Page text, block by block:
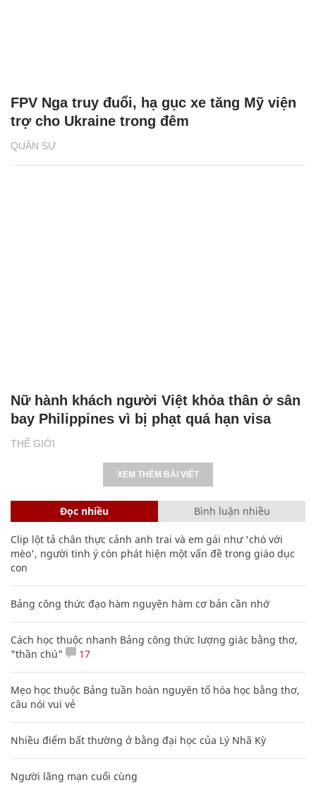
QUÂN SỰ
FPV Nga truy đuổi, hạ gục xe tăng Mỹ viện
trợ cho Ukraine trong đêm
THẾ GIỚI
Nữ hành khách người Việt khỏa thân ở sân
bay Philippines vì bị phạt quá hạn visa
XEM THÊM BÀI VIẾT
Đọc nhiều Bình luận nhiều
Clip lột tả chân thực cảnh anh trai và em gái như 'chó với
mèo', người tinh ý còn phát hiện một vấn đề trong giáo dục
con
Bảng công thức đạo hàm nguyên hàm cơ bản cần nhớ
Cách học thuộc nhanh Bảng công thức lượng giác bằng thơ,
"thần chú"
17
Mẹo học thuộc Bảng tuần hoàn nguyên tố hóa học bằng thơ,
câu nói vui vẻ
Nhiều điểm bất thường ở bằng đại học của Lý Nhã Kỳ
Người lãng mạn cuối cùng